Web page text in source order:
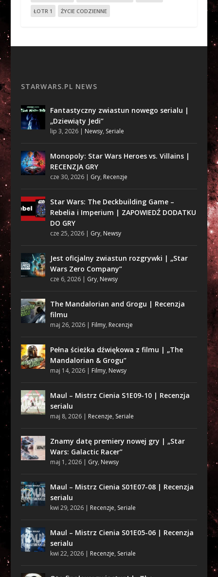
ŁOTR 1
ŻYCIE CODZIENNE
STARWARS.PL NEWS
Fantastyczny zwiastun nowego serialu |
„Dziewiąty Jedi”
lip 3, 2026| Newsy, Seriale
Monopoly: Star Wars Heroes vs. Villains |
RECENZJA GRY
cze 30, 2026| Gry, Recenzje
Star Wars: The Deckbuilding Game –
Rebelia i Imperium | ZAPOWIEDŹ DODATKU
DO GRY
cze 25, 2026| Gry, Newsy
Jest oficjalny zwiastun rozgrywki | „Star
Wars Zero Company”
cze 6, 2026| Gry, Newsy
The Mandalorian and Grogu | Recenzja
filmu
maj 26, 2026| Filmy, Recenzje
Pełna ścieżka dźwiękowa z filmu | „The
Mandalorian & Grogu”
maj 14, 2026| Filmy, Newsy
Maul – Mistrz Cienia S1E09-10 | Recenzja
serialu
maj 8, 2026| Recenzje, Seriale
Znamy datę premiery nowej gry | „Star
Wars: Galactic Racer”
maj 1, 2026| Gry, Newsy
Maul – Mistrz Cienia S01E07-08 | Recenzja
serialu
kwi 29, 2026| Recenzje, Seriale
Maul – Mistrz Cienia S01E05-06 | Recenzja
serialu
kwi 22, 2026| Recenzje, Seriale